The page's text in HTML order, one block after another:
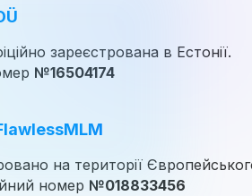
зареєстрована в Естонії.
№16504174
на території
номер №018833456